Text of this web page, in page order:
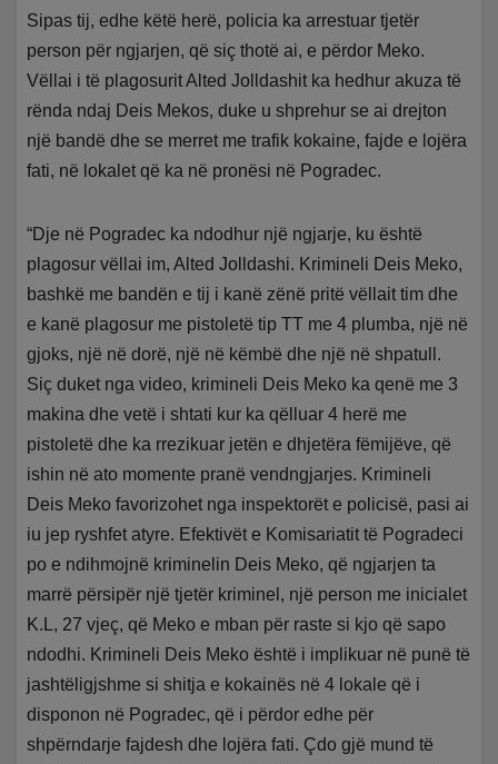
Sipas tij, edhe këtë herë, policia ka arrestuar tjetër
person për ngjarjen, që siç thotë ai, e përdor Meko.
Vëllai i të plagosurit Alted Jolldashit ka hedhur akuza të
rënda ndaj Deis Mekos, duke u shprehur se ai drejton
një bandë dhe se merret me trafik kokaine, fajde e lojëra
fati, në lokalet që ka në pronësi në Pogradec.
“Dje në Pogradec ka ndodhur një ngjarje, ku është
plagosur vëllai im, Alted Jolldashi. Krimineli Deis Meko,
bashkë me bandën e tij i kanë zënë pritë vëllait tim dhe
e kanë plagosur me pistoletë tip TT me 4 plumba, një në
gjoks, një në dorë, një në këmbë dhe një në shpatull.
Siç duket nga video, krimineli Deis Meko ka qenë me 3
makina dhe vetë i shtati kur ka qëlluar 4 herë me
pistoletë dhe ka rrezikuar jetën e dhjetëra fëmijëve, që
ishin në ato momente pranë vendngjarjes. Krimineli
Deis Meko favorizohet nga inspektorët e policisë, pasi ai
iu jep ryshfet atyre. Efektivët e Komisariatit të Pogradeci
po e ndihmojnë kriminelin Deis Meko, që ngjarjen ta
marrë përsipër një tjetër kriminel, një person me inicialet
K.L, 27 vjeç, që Meko e mban për raste si kjo që sapo
ndodhi. Krimineli Deis Meko është i implikuar në punë të
jashtëligjshme si shitja e kokainës në 4 lokale që i
disponon në Pogradec, që i përdor edhe për
shpërndarje fajdesh dhe lojëra fati. Çdo gjë mund të